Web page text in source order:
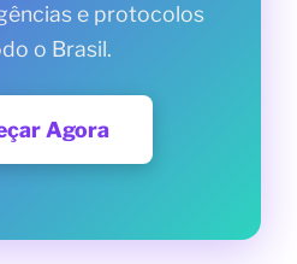
e protocolos
o Brasil.
Agora